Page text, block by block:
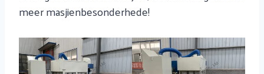
meer masjienbesonderhede!